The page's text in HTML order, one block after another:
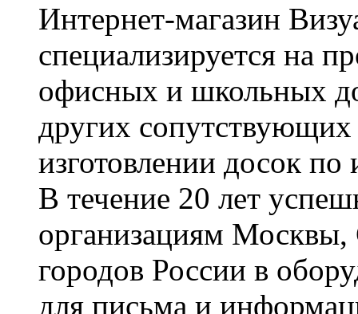
Интернет-магазин
специализируется на
офисных и школьных
других сопутствующих
изготовлении досок по
В течение 20 лет
организациям Москвы,
городов России в
для письма и